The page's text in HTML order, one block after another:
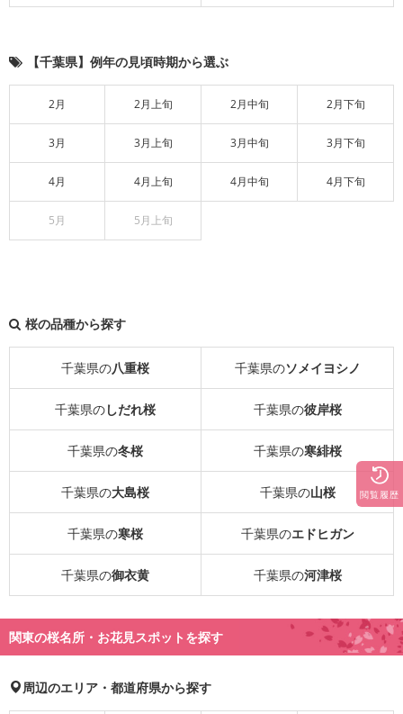
【千葉県】例年の見頃時期から選ぶ
2月 2月上旬 2月中旬 2月下旬
3月 3月上旬 3月中旬 3月下旬
4月 4月上旬 4月中旬 4月下旬
5月 5月上旬
桜の品種から探す
千葉県の八重桜 千葉県のソメイヨシノ
千葉県のしだれ桜 千葉県の彼岸桜
千葉県の冬桜 千葉県の寒緋桜
千葉県の大島桜 千葉県の山桜
千葉県の寒桜 千葉県のエドヒガン
千葉県の御衣黄 千葉県の河津桜
関東の桜名所・お花見スポットを探す
周辺のエリア・都道府県から探す
閲覧履歴